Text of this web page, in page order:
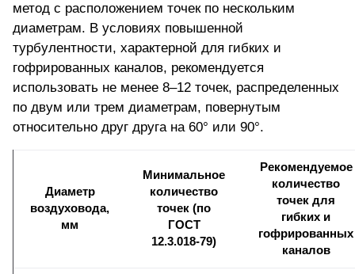
метод с расположением точек по нескольким
диаметрам. В условиях повышенной
турбулентности, характерной для гибких и
гофрированных каналов, рекомендуется
использовать не менее 8–12 точек, распределенных
по двум или трем диаметрам, повернутым
относительно друг друга на 60° или 90°.
Диаметр
воздуховода,
мм
Минимальное
количество
точек (по
ГОСТ
12.3.018-79)
Рекомендуемое
количество
точек для
гибких и
гофрированных
каналов